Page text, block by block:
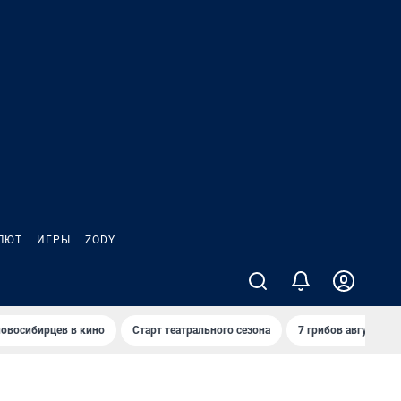
ИГРЫ ZODY
в кино Старт театрального сезона 7 грибов августа